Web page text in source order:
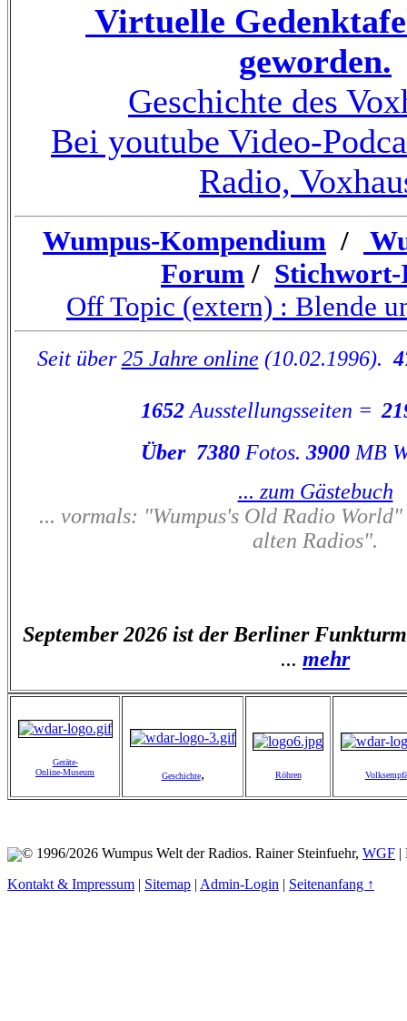
Virtuelle
geworden.
Geschichte des
Bei youtube Video-
Radio,
Wumpus-Kompendium /
Forum /
Off Topic (extern) : Blende
Seit über25 Jahre online (10.02.1996).
1652 Ausstellungsseiten =
Über 7380Fotos. 3900 MB
... zum Gästebuch
... vormals: "Wumpus's Old Radio
alten Radios".
September 2026 ist der Berliner
... mehr
Geräte-
Online-Museum
Geschichte, Röhren
© 1996/2026 Wumpus Welt der Radios. Rainer Steinfuehr, WGF |
Kontakt & Impressum | Sitemap | Admin-Login | Seitenanfang ↑